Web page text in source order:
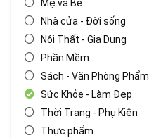
Mẹ và Bé
Nhà cửa - Đời sống
Nội Thất - Gia Dụng
Phần Mềm
Sách - Văn Phòng Phẩm
Sức Khỏe - Làm Đẹp
Thời Trang - Phụ Kiện
Thực phẩm